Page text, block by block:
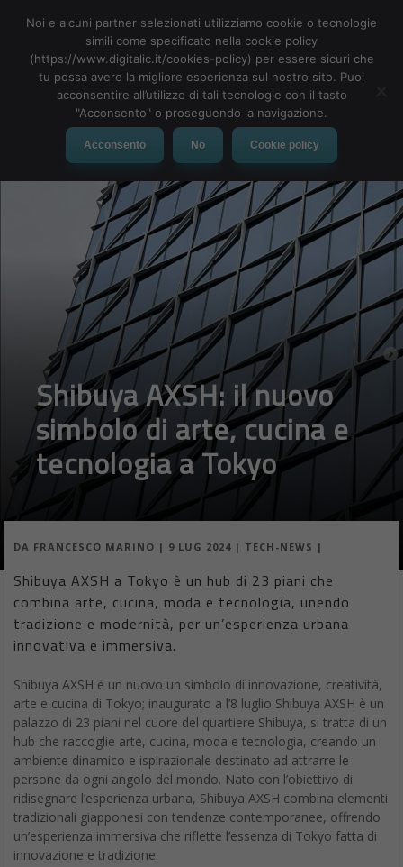
MENU
Shibuya AXSH: il nuovo
simbolo di arte, cucina e
tecnologia a Tokyo
DA FRANCESCO MARINO | 9 LUG 2024 | TECH-NEWS |
Shibuya AXSH a Tokyo è un hub di 23 piani che
combina arte, cucina, moda e tecnologia, unendo
tradizione e modernità, per un’esperienza urbana
innovativa e immersiva.
Shibuya AXSH è un nuovo un simbolo di innovazione, creatività,
arte e cucina di Tokyo; inaugurato a l’8 luglio Shibuya AXSH è un
palazzo di 23 piani nel cuore del quartiere Shibuya, si tratta di un
hub che raccoglie arte, cucina, moda e tecnologia, creando un
ambiente dinamico e ispirazionale destinato ad attrarre le
persone da ogni angolo del mondo. Nato con l’obiettivo di
ridisegnare l’esperienza urbana, Shibuya AXSH combina elementi
tradizionali giapponesi con tendenze contemporanee, offrendo
un’esperienza immersiva che riflette l’essenza di Tokyo fatta di
innovazione e tradizione.
Noi e alcuni partner selezionati utilizziamo cookie o tecnologie
simili come specificato nella cookie policy
(https://www.digitalic.it/cookies-policy) per essere sicuri che
tu possa avere la migliore esperienza sul nostro sito. Puoi
acconsentire all’utilizzo di tali tecnologie con il tasto
"Acconsento" o proseguendo la navigazione.
Acconsento No Cookie policy